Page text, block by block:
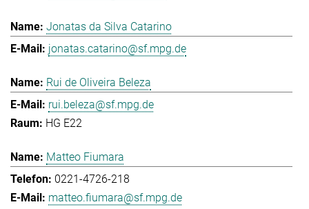
Jonatas da Silva Catarino
jonatas.catarino@sf.mpg.de
Rui de Oliveira Beleza
rui.beleza@sf.mpg.de
HG E22
Matteo Fiumara
0221-4726-218
matteo.fiumara@sf.mpg.de